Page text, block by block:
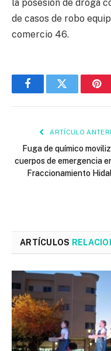
la posesión de droga
de casos de robo
comercio 46.
FacebookTwitter
ARTÍCULO
Fuga de químico
cuerpos de emergencia
Fraccionamiento
ARTÍCULOS